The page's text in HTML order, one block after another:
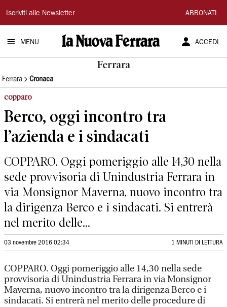
La
Nuova
Ferrara
Iscriviti alle Newsletter ABBONATI
MENU ACCEDI
Ferrara
Ferrara Cronaca
copparo
Berco, oggi incontro tra
l’azienda e i sindacati
COPPARO. Oggi pomeriggio alle 14,30 nella
sede provvisoria di Unindustria Ferrara in
via Monsignor Maverna, nuovo incontro tra
la dirigenza Berco e i sindacati. Si entrerà
nel merito delle...
03 novembre 2016 02:34 1 MINUTI DI LETTURA
COPPARO. Oggi pomeriggio alle 14,30 nella sede
provvisoria di Unindustria Ferrara in via Monsignor
Maverna, nuovo incontro tra la dirigenza Berco e i
sindacati. Si entrerà nel merito delle procedure di